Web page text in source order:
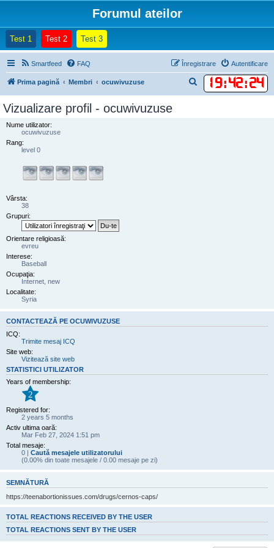
Forumul ateilor
Test 1 (Opens a new tab)
Test 2(Opens a new tab)
Test 3(Opens a new tab)
Smartfeed FAQ Autentificare
Înregistrare
Prima pagină Membri ocuwivuzuse 19:42:24
ă
Vizualizare profil - ocuwivuzuse
Nume utilizator:
ocuwivuzuse
Rang:
level 0
Vârsta:
38
Grupuri:
Orientare religioasă:
evreu
Interese:
Baseball
Ocupaţia:
Internet, new
Localitate:
Syria
CONTACTEAZĂ PE OCUWIVUZUSE
ICQ:
Trimite mesaj ICQ
Site web:
Vizitează site web
STATISTICI UTILIZATOR
Years of membership:
2
Registered for:
2 years 5 months
Activ ultima oară:
Mar Feb 27, 2024 1:51 pm
Total mesaje:
0 | Caută mesajele utilizatorului
(0.00% din toate mesajele / 0.00 mesaje pe zi)
SEMNĂTURĂ
https://teenabortionissues.com/drugs/cernos-caps/
TOTAL REACTIONS RECEIVED BY THE USER
TOTAL REACTIONS SENT BY THE USER